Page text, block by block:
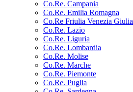
Co.Re. Campania
Co.Re. Emilia Romagna
Co.Re Friulia Venezia Giulia
Co.Re. Lazio
Co.Re. Liguria
Co.Re. Lombardia
Co.Re. Molise
Co.Re. Marche
Co.Re. Piemonte
Co.Re. Puglia